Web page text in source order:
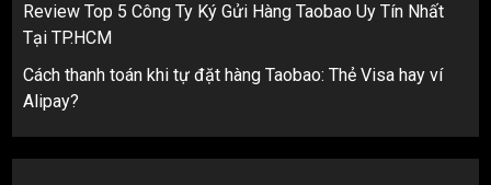
Review Top 5 Công Ty Ký Gửi Hàng Taobao Uy Tín Nhất
Tại TP.HCM
Cách thanh toán khi tự đặt hàng Taobao: Thẻ Visa hay ví
Alipay?